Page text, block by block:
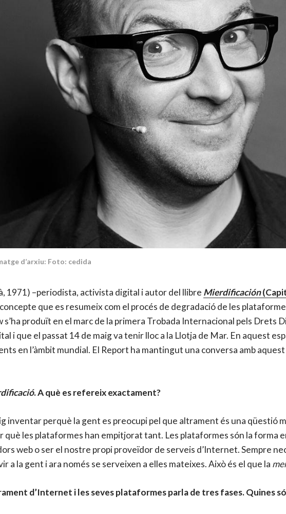
d’arxiu: Foto: cedida
1971) –periodista, activista digital i autor del llibre Mierdificación
que es resumeix com el procés de degradació de les
produït en el marc de la primera Trobada Internacional pels Drets
i que el passat 14 de maig va tenir lloc a la Llotja de Mar. En aquest
en l’àmbit mundial. El Report ha mantingut una conversa amb
. A què es refereix exactament?
inventar perquè la gent es preocupi pel que altrament és una qüestió
què les plataformes han empitjorat tant. Les plataformes són la forma
web o ser el nostre propi proveïdor de serveis d’Internet. Sempre
a la gent i ara només se serveixen a elles mateixes. Això és el que la
d’Internet i les seves plataformes parla de tres fases. Quines